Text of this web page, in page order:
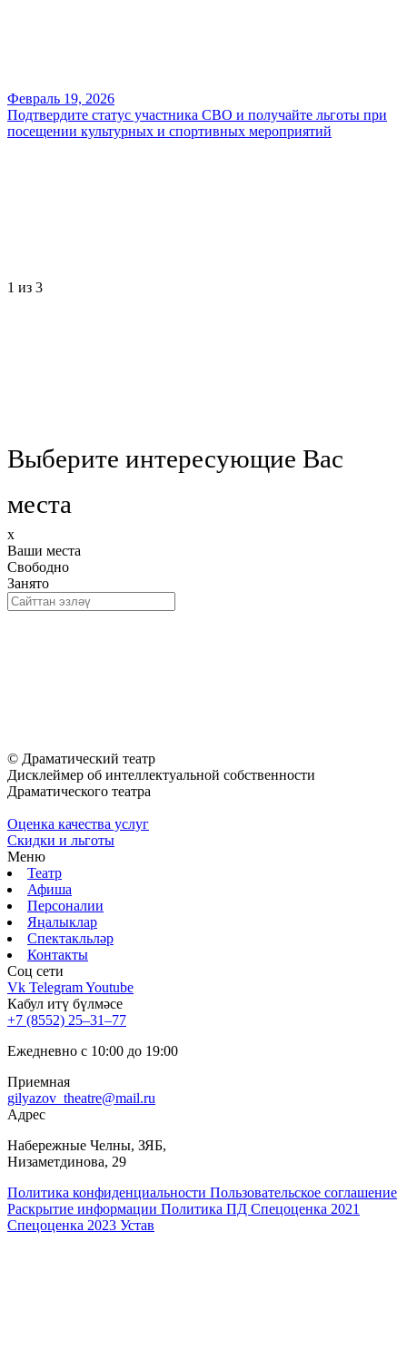
Февраль 19, 2026
Подтвердите статус участника СВО и получайте льготы при
посещении культурных и спортивных мероприятий
1 из 3
Выберите интересующие Вас
места
x
Ваши места
Свободно
Занято
© Драматический театр
Дисклеймер об интеллектуальной собственности
Драматического театра
Оценка качества услуг
Скидки и льготы
Меню
Театр
Афиша
Персоналии
Яңалыклар
Спектакльләр
Контакты
Соц cети
Vk TelegramYoutube
Кабул итү бүлмәсе
+7 (8552) 25‒31‒77
Ежедневно с 10:00 до 19:00
Приемная
gilyazov_theatre@mail.ru
Адрес
​Набережные Челны, ЗЯБ,
Низаметдинова, 29
Политика конфиденциальности Пользовательское соглашение
Раскрытие информации Политика ПД Спецоценка 2021
Спецоценка 2023 Устав